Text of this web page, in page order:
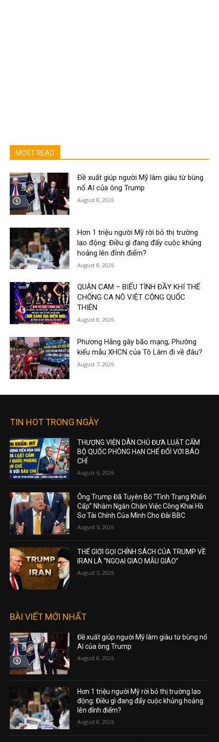
MOST READ
Đề xuất giúp người Mỹ làm giàu từ bùng
nổ AI của ông Trump
August 8, 2026
Hơn 1 triệu người Mỹ rời bỏ thị trường
lao động: Điều gì đang đẩy cuộc khủng
hoảng lên đỉnh điểm?
August 8, 2026
QUẬN CAM – BIỂU TÌNH ĐẦY KHÍ THẾ
CHỐNG CA NÔ VIỆT CỘNG QUỐC
THIÊN
August 8, 2026
Phương Hằng gây bão mạng, Phường
kiểu mẫu XHCN của Tô Lâm đi về đâu?
August 7, 2026
TIN HOT TRONG NGÀY
THƯỢNG VIỆN DÂN CHỦ ĐƯA LUẬT CẤM
BỘ QUỐC PHÒNG HẠN CHẾ ĐỐI VỚI BÁO
CHÍ
August 6, 2026
Ông Trump Đã Tuyên Bố “Tình Trạng Khẩn
Cấp” Nhằm Ngăn Chặn Việc Công Khai Hồ
Sơ Tài Chính Của Mình Cho Đài BBC
August 5, 2026
THẾ GIỚI GỌI CHÍNH SÁCH CỦA TRUMP VỀ
IRAN LÀ “NGOẠI GIAO MẪU GIÁO”
August 5, 2026
BÀI VIẾT MỚI NHẤT
Đề xuất giúp người Mỹ làm giàu từ bùng nổ
AI của ông Trump
August 8, 2026
Hơn 1 triệu người Mỹ rời bỏ thị trường lao
động: Điều gì đang đẩy cuộc khủng hoảng
lên đỉnh điểm?
August 8, 2026